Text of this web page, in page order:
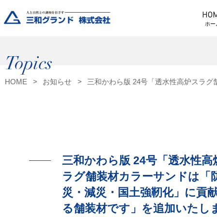
ホー
Topics
HOME お知らせ 三和かわら版 24号「透水性高炉スラ
三和かわら版 24号「透水性高
ラグ舗装材カラーサンドは「
災・減災・国土強靭化」に貢
る舗装材です」を追加いたし